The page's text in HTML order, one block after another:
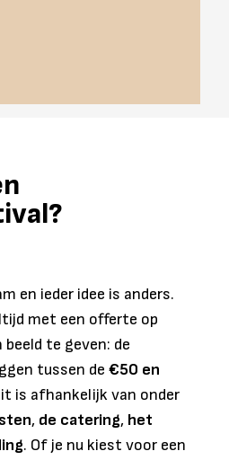
en ieder idee is anders.
met een offerte op
beeld te geven: de
tussen de €50 en
is afhankelijk van onder
, de catering, het
. Of je nu kiest voor een